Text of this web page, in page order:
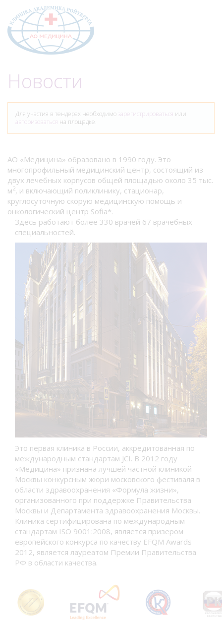
Новости
Для участия в тендерах необходимо зарегистрироваться или
авторизоваться на площадке.
АО «Медицина» образовано в 1990 году. Это
многопрофильный медицинский центр, состоящий из
двух лечебных корпусов общей площадью около 35 тыс.
м 2, и включающий поликлинику, стационар,
круглосуточную скорую медицинскую помощь и
онкологический центр Sofia*.
Здесь работают более 330 врачей 67 врачебных
специальностей.
Это первая клиника в России, аккредитованная по
международным стандартам JCI. В 2012 году
«Медицина» признана лучшей частной клиникой
Москвы конкурсным жюри московского фестиваля в
области здравоохранения «Формула жизни»,
организованного при поддержке Правительства
Москвы и Департамента здравоохранения Москвы.
Клиника сертифицирована по международным
стандартам ISO 9001:2008, является призером
европейского конкурса по качеству EFQM Awards
2012, является лауреатом Премии Правительства
РФ в области качества.